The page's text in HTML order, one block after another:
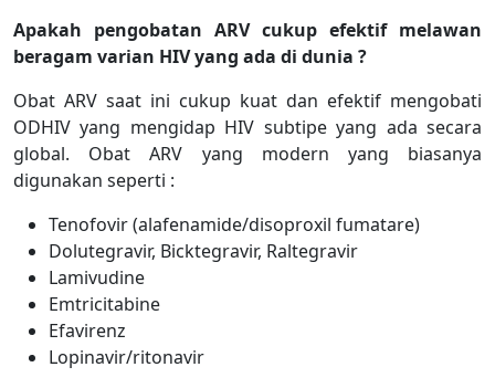
Apakah pengobatan ARV cukup efektif melawan
beragam varian HIV yang ada di dunia ?
Obat ARV saat ini cukup kuat dan efektif mengobati
ODHIV yang mengidap HIV subtipe yang ada secara
global. Obat ARV yang modern yang biasanya
digunakan seperti :
Tenofovir (alafenamide/disoproxil fumatare)
Dolutegravir, Bicktegravir, Raltegravir
Lamivudine
Emtricitabine
Efavirenz
Lopinavir/ritonavir